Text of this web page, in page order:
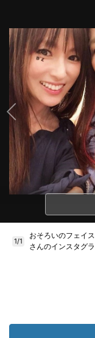
1/1
おそろいのフェイ
さんのインスタグラ